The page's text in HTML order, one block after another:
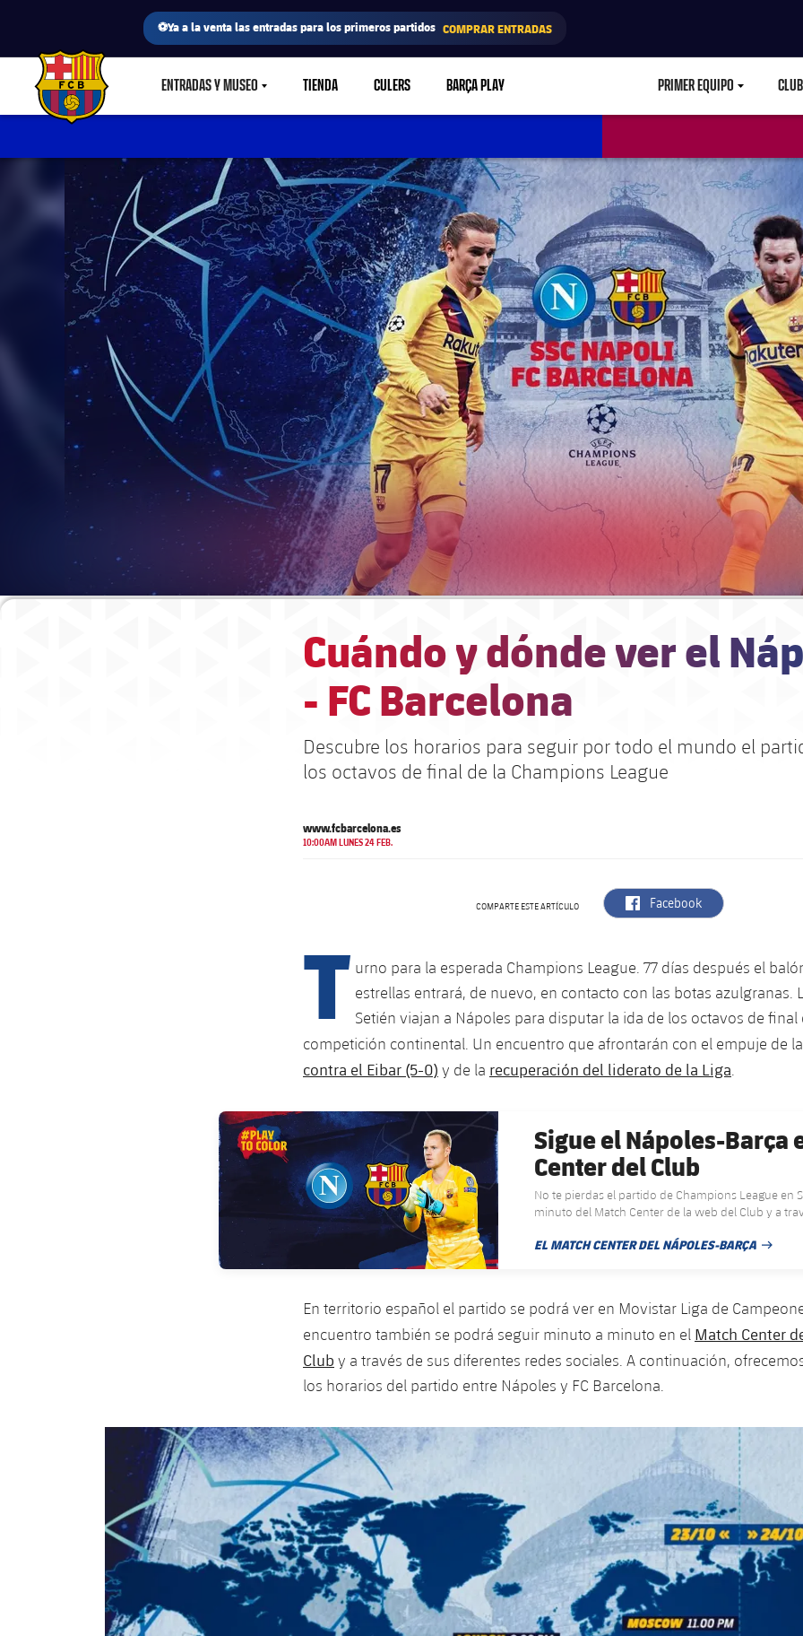
⚽Ya a la venta las entradas para los primeros partidos COMPRAR ENTRADAS
FC Barcelona club badge ENTRADAS Y MUSEOLABEL.SHARE.CARETDOWN
TIENDA CULERS BARÇA PLAY PRIMER EQUIPO CLUB
Cuándo y dónde ver el
- FC Barcelona
Descubre los horarios para seguir por todo el mundo el
los octavos de final de la Champions League
www.fcbarcelona.es
10:00AM LUNES 24 FEB.
COMPARTE ESTE ARTÍCULO label.aria.facebook
Facebook
T urno para la esperada Champions League. 77 días después el
estrellas entrará, de nuevo, en contacto con las botas azulgranas.
Setién viajan a Nápoles para disputar la ida de los octavos de final
competición continental. Un encuentro que afrontarán con el empuje de la
contra el Eibar (5-0) y de la recuperación del liderato de la Liga.
FC Barcelona club badge
Sigue el Nápoles-Barça
Center del Club
No te pierdas el partido de Champions League en
minuto del Match Center de la web del Club y a
EL MATCH CENTER DEL NÁPOLES-BARÇA
FECHA DE PUBLICACIÓN
En territorio español el partido se podrá ver en Movistar Liga de
encuentro también se podrá seguir minuto a minuto en el Match Center
Club y a través de sus diferentes redes sociales. A continuación,
los horarios del partido entre Nápoles y FC Barcelona.